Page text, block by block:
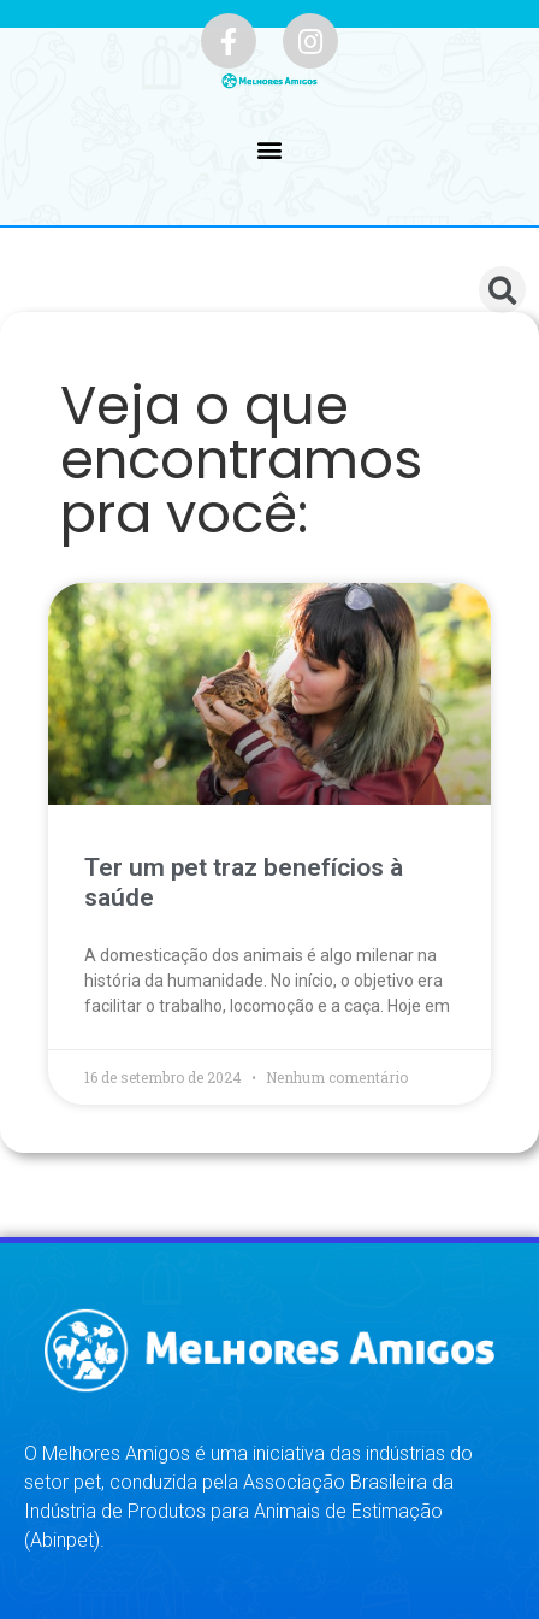
Veja o que
encontramos
pra você:
Ter um pet traz benefícios à
saúde
A domesticação dos animais é algo milenar na
história da humanidade. No início, o objetivo era
facilitar o trabalho, locomoção e a caça. Hoje em
16 de setembro de 2024 Nenhum comentário
O Melhores Amigos é uma iniciativa das indústrias do
setor pet, conduzida pela Associação Brasileira da
Indústria de Produtos para Animais de Estimação
(Abinpet).